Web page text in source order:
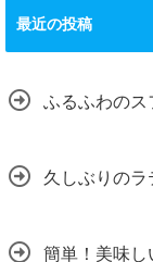
最近の投稿
ふるふわのス
久しぶりのラ
簡単！美味